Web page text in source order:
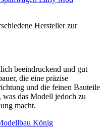
Hersteller zur
beeindruckend und gut
die eine präzise
und die feinen Bauteile
das Modell jedoch zu
macht.
König